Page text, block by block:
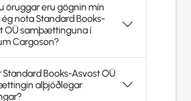
öruggar eru gögnin mín
nota Standard Books-
OÜ samþættinguna í
Cargoson?
Standard Books-Asvost OÜ
alþjóðlegar